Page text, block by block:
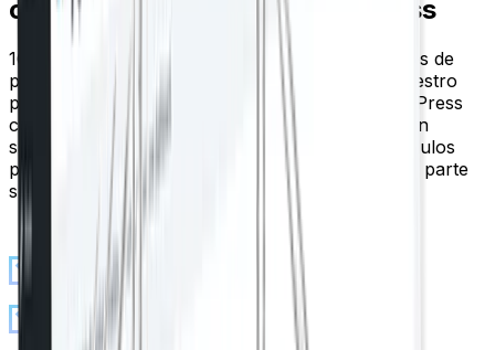
configuración SEO de WordPress
16 módulos de funciones con cientos de opciones de
personalización, todo sin dolores de cabeza. Nuestro
panel de control del complemento SEO de WordPress
cambia entre páginas al instante. Sin recargas, sin
saltos, solo navegación fluida. Reordene los módulos
para mantener las funciones más utilizadas en la parte
superior.
Guía clara para cada entorno
Reordena los módulos a tu manera